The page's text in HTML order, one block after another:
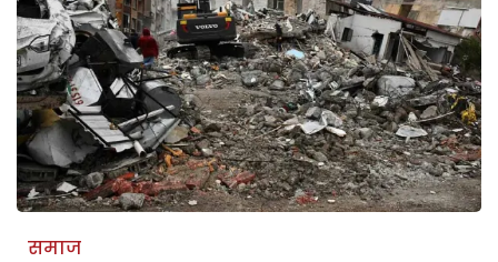
समाज